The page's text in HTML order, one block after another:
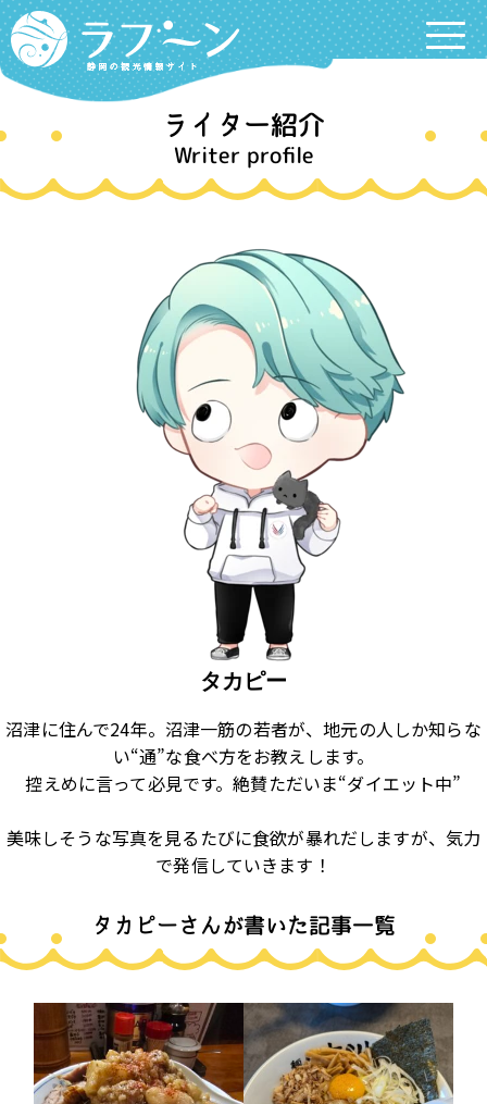
Labooon
ライター紹介
Writer profile
タカピー
沼津に住んで24年。沼津一筋の若者が、地元の人しか知らな
い“通”な食べ方をお教えします。
控えめに言って必見です。絶賛ただいま“ダイエット中”
美味しそうな写真を見るたびに食欲が暴れだしますが、気力
で発信していきます！
タカピーさんが書いた記事一覧